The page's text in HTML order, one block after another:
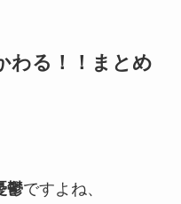
わる！！まとめ
鬱ですよね、